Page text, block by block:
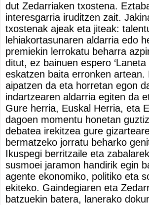
dut Zedarriaken txostena.
interesgarria iruditzen zait.
txostenak ajeak eta jiteak:
lehiakortasunaren aldarria edo
premiekin lerrokatu beharra
ditut, ez bainuen espero ‘Laneta
eskatzen baita erronken
aipatzen da eta horretan egon
indartzearen aldarria egiten da
Gure herria, Euskal Herria, eta
dagoen momentu honetan
debatea irekitzea gure
bermatzeko jorratu beharko
Ikuspegi berritzaile eta
susmoei jaramon handirik egin
agente ekonomiko, politiko eta
ekiteko. Gaindegiaren eta
batzuekin batera, lanerako